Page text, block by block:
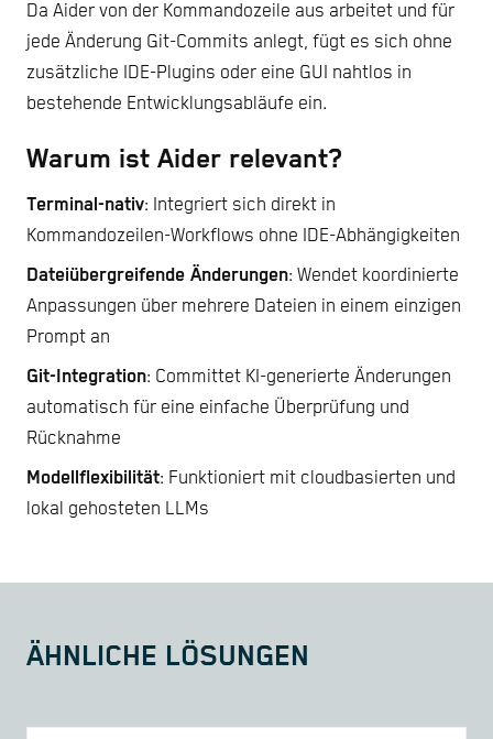
Da Aider von der Kommandozeile aus arbeitet und für
jede Änderung Git-Commits anlegt, fügt es sich ohne
zusätzliche IDE-Plugins oder eine GUI nahtlos in
bestehende Entwicklungsabläufe ein.
Warum ist Aider relevant?
Terminal-nativ: Integriert sich direkt in
Kommandozeilen-Workflows ohne IDE-Abhängigkeiten
Dateiübergreifende Änderungen: Wendet koordinierte
Anpassungen über mehrere Dateien in einem einzigen
Prompt an
Git-Integration: Committet KI-generierte Änderungen
automatisch für eine einfache Überprüfung und
Rücknahme
Modellflexibilität: Funktioniert mit cloudbasierten und
lokal gehosteten LLMs
ÄHNLICHE LÖSUNGEN